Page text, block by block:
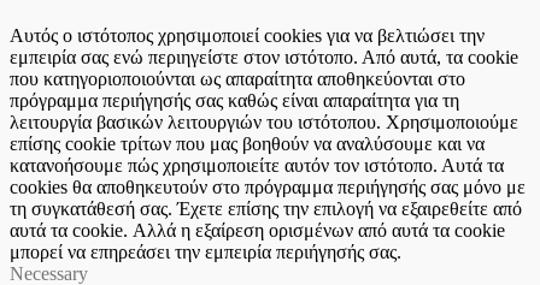
Αυτός ο ιστότοπος χρησιμοποιεί cookies για να βελτιώσει την
εμπειρία σας ενώ περιηγείστε στον ιστότοπο. Από αυτά, τα cookie
που κατηγοριοποιούνται ως απαραίτητα αποθηκεύονται στο
πρόγραμμα περιήγησής σας καθώς είναι απαραίτητα για τη
λειτουργία βασικών λειτουργιών του ιστότοπου. Χρησιμοποιούμε
επίσης cookie τρίτων που μας βοηθούν να αναλύσουμε και να
κατανοήσουμε πώς χρησιμοποιείτε αυτόν τον ιστότοπο. Αυτά τα
cookies θα αποθηκευτούν στο πρόγραμμα περιήγησής σας μόνο με
τη συγκατάθεσή σας. Έχετε επίσης την επιλογή να εξαιρεθείτε από
αυτά τα cookie. Αλλά η εξαίρεση ορισμένων από αυτά τα cookie
μπορεί να επηρεάσει την εμπειρία περιήγησής σας.
Necessary